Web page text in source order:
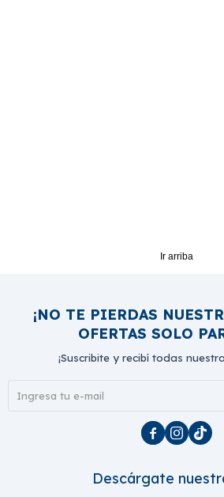
Ir arriba
¡NO TE PIERDAS
OFERTAS SOLO
¡Suscribite y recibí todas
  
Descárgate